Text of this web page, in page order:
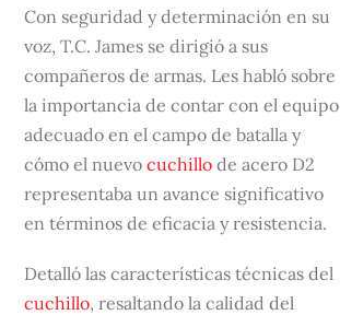
Con seguridad y determinación en su
voz, T.C. James se dirigió a sus
compañeros de armas. Les habló sobre
la importancia de contar con el equipo
adecuado en el campo de batalla y
cómo el nuevocuchillo de acero D2
representaba un avance significativo
en términos de eficacia y resistencia.
Detalló las características técnicas del
cuchillo, resaltando la calidad del